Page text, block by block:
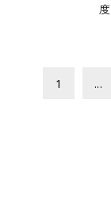
度
1 ...